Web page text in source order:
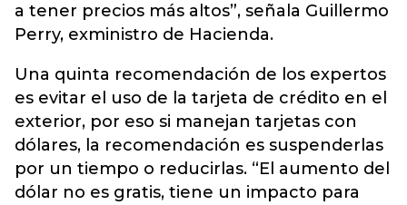
a tener precios más altos”, señala Guillermo
Perry, exministro de Hacienda.
Una quinta recomendación de los expertos
es evitar el uso de la tarjeta de crédito en el
exterior, por eso si manejan tarjetas con
dólares, la recomendación es suspenderlas
por un tiempo o reducirlas. “El aumento del
dólar no es gratis, tiene un impacto para